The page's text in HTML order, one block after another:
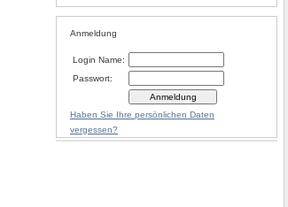
Anmeldung
Login Name:
Passwort:
Haben Sie Ihre persönlichen Daten
vergessen?